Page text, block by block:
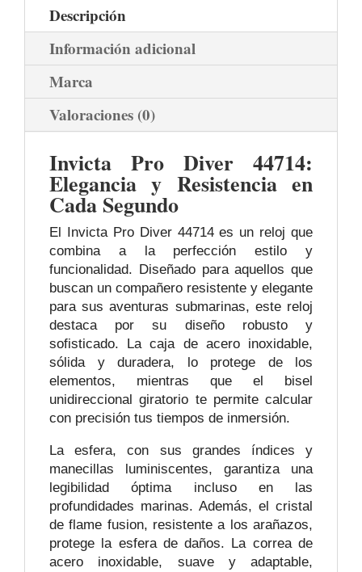
Descripción
Información adicional
Marca
Valoraciones (0)
Invicta Pro Diver 44714:
Elegancia y Resistencia en
Cada Segundo
El Invicta Pro Diver 44714 es un reloj que
combina a la perfección estilo y
funcionalidad. Diseñado para aquellos que
buscan un compañero resistente y elegante
para sus aventuras submarinas, este reloj
destaca por su diseño robusto y
sofisticado. La caja de acero inoxidable,
sólida y duradera, lo protege de los
elementos, mientras que el bisel
unidireccional giratorio te permite calcular
con precisión tus tiempos de inmersión.
La esfera, con sus grandes índices y
manecillas luminiscentes, garantiza una
legibilidad óptima incluso en las
profundidades marinas. Además, el cristal
de flame fusion, resistente a los arañazos,
protege la esfera de daños. La correa de
acero inoxidable, suave y adaptable,